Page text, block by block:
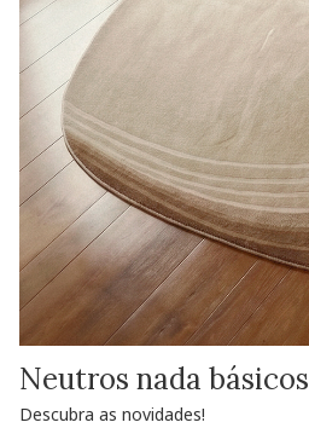
Neutros nada básicos
Descubra as novidades!